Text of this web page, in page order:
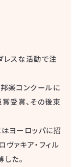
レスな活動で注
楽コンクールに
受賞、その後東
ヨーロッパに招
ヴァキア・フィル
た。